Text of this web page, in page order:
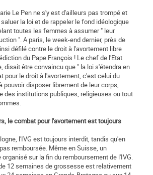
Le Pen ne s'y est d'ailleurs pas trompé et
la loi et de rappeler le fond idéologique
toutes les femmes à assumer " leur
". A paris, le week-end dernier, près de
défilé contre le droit à l'avortement libre
du Pape François ! Le chef de l'Etat
disait être convaincu que " la loi s'étendra en
pour le droit à l'avortement, c'est celui du
pouvoir disposer librement de leur corps,
des institutions publiques, religieuses ou tout
le combat pour l'avortement est toujours
l'IVG est toujours interdit, tandis qu'en
remboursée. Même en Suisse, un
organisé sur la fin du remboursement de l'IVG.
12 semaines de grossesse est relativement